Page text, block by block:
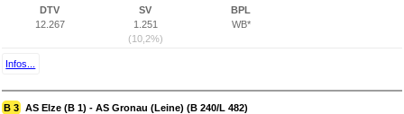
DTV
12.267
SV
1.251
(10,2%)
BPL
WB*
Infos...
B 3 AS Elze (B 1) - AS Gronau (Leine) (B 240/L 482)